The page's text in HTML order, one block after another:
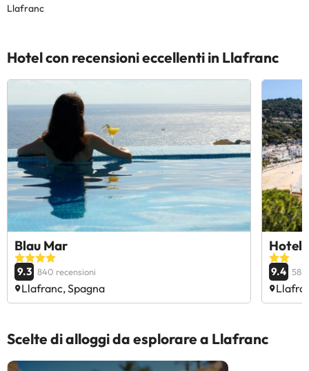
Llafranc
Hotel con recensioni eccellenti in Llafranc
Blau Mar
9.3 840 recensioni
Llafranc, Spagna
Hotel
9.4 588
Scelte di alloggi da esplorare a Llafranc